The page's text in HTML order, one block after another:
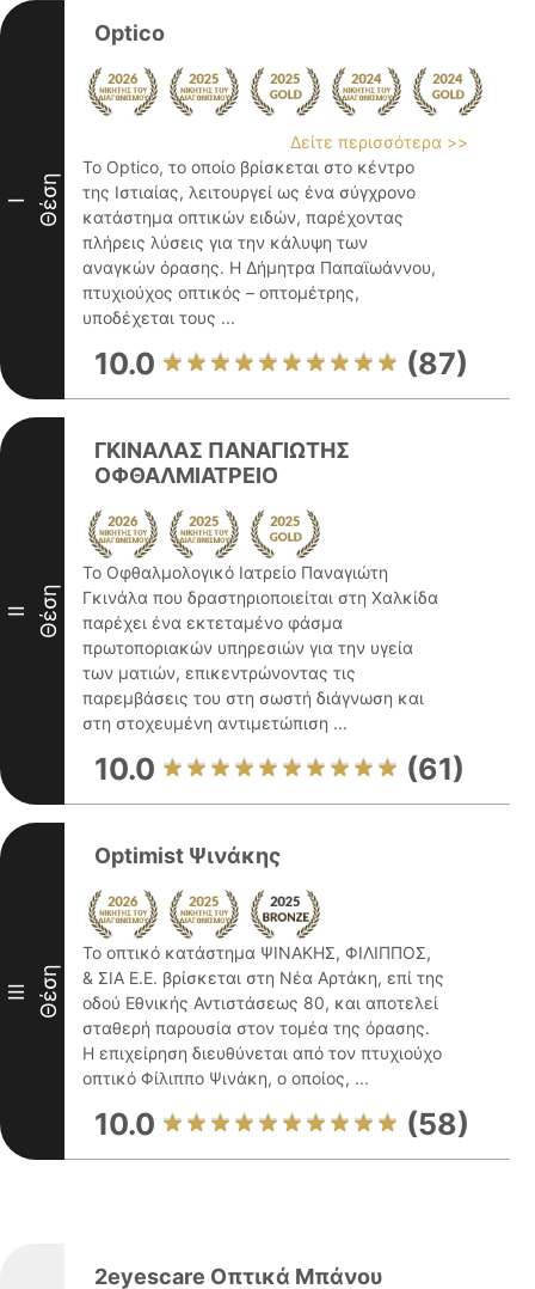
I Θέση
Optico
Δείτε περισσότερα >>
Το Optico, το οποίο βρίσκεται στο κέντρο
της Ιστιαίας, λειτουργεί ως ένα σύγχρονο
κατάστημα οπτικών ειδών, παρέχοντας
πλήρεις λύσεις για την κάλυψη των
αναγκών όρασης. Η Δήμητρα Παπαϊωάννου,
πτυχιούχος οπτικός – οπτομέτρης,
υποδέχεται τους ...
10.0 (87)
II Θέση
ΓΚΙΝΑΛΑΣ ΠΑΝΑΓΙΩΤΗΣ
ΟΦΘΑΛΜΙΑΤΡΕΙΟ
Το Οφθαλμολογικό Ιατρείο Παναγιώτη
Γκινάλα που δραστηριοποιείται στη Χαλκίδα
παρέχει ένα εκτεταμένο φάσμα
πρωτοποριακών υπηρεσιών για την υγεία
των ματιών, επικεντρώνοντας τις
παρεμβάσεις του στη σωστή διάγνωση και
στη στοχευμένη αντιμετώπιση ...
10.0 (61)
III Θέση
Optimist Ψινάκης
Το οπτικό κατάστημα ΨΙΝΑΚΗΣ, ΦΙΛΙΠΠΟΣ,
& ΣΙΑ Ε.Ε. βρίσκεται στη Νέα Αρτάκη, επί της
οδού Εθνικής Αντιστάσεως 80, και αποτελεί
σταθερή παρουσία στον τομέα της όρασης.
Η επιχείρηση διευθύνεται από τον πτυχιούχο
οπτικό Φίλιππο Ψινάκη, ο οποίος, ...
10.0 (58)
2eyescare Οπτικά Μπάνου